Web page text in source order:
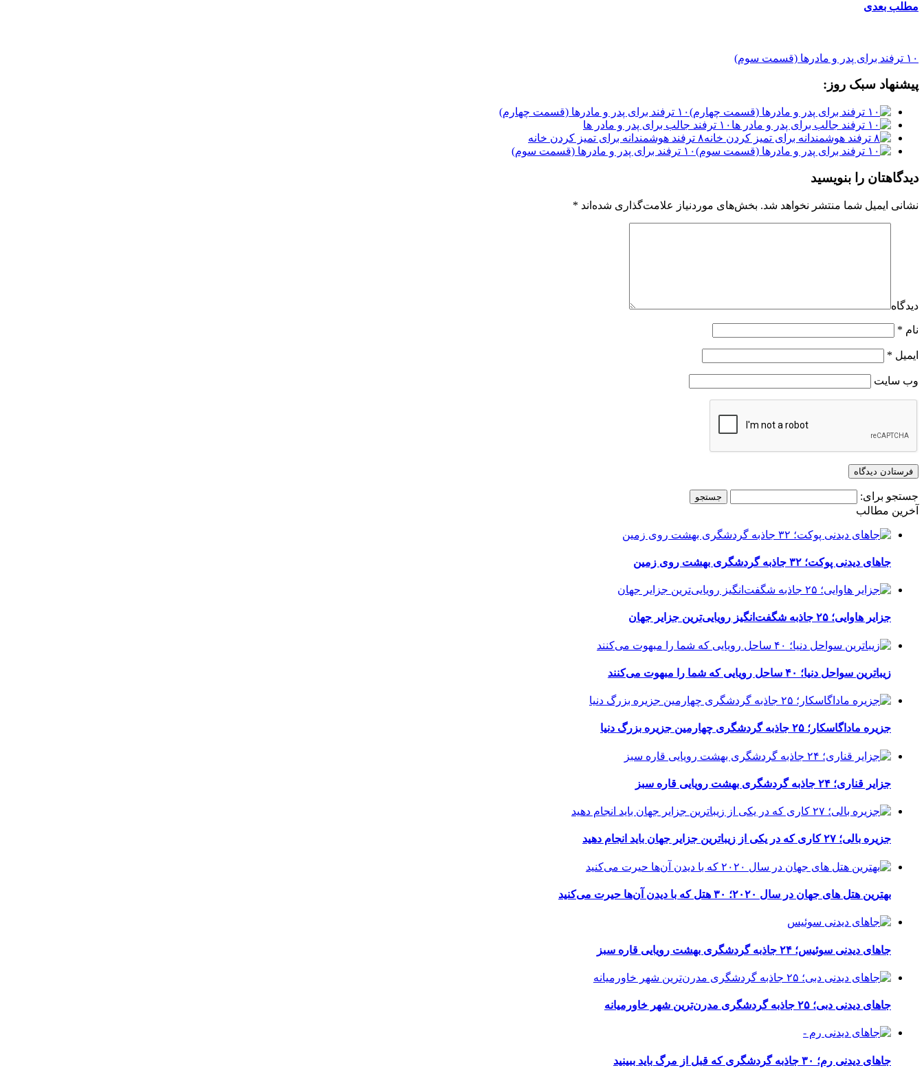
مطلب بعدی
۱۰ ترفند برای پدر و مادرها (قسمت سوم)
پیشنهاد سبک روز:
۱۰ ترفند برای پدر و مادرها (قسمت چهارم)
۱۰ ترفند جالب برای پدر و مادر ها
۸ ترفند هوشمندانه برای تمیز کردن خانه
۱۰ ترفند برای پدر و مادرها (قسمت سوم)
دیدگاهتان را بنویسید
نشانی ایمیل شما منتشر نخواهد شد. بخش‌های موردنیاز علامت‌گذاری شده‌اند *
دیدگاه
نام *
ایمیل *
وب‌ سایت
جستجو برای:
آخرین مطالب
جاهای دیدنی پوکت؛ ۳۲ جاذبه گردشگری بهشت روی زمین
جزایر هاوایی؛ ۲۵ جاذبه شگفت‌انگیز رویایی‌ترین جزایر جهان
زیباترین سواحل دنیا؛ ۴۰ ساحل رویایی که شما را مبهوت می‌کنند
جزیره ماداگاسکار؛ ۲۵ جاذبه گردشگری چهارمین جزیره بزرگ دنیا
جزایر قناری؛ ۲۴ جاذبه گردشگری بهشت رویایی قاره سبز
جزیره بالی؛ ۲۷ کاری که در یکی از زیباترین جزایر جهان باید انجام دهید
بهترین هتل های جهان در سال ۲۰۲۰؛ ۳۰ هتل که با دیدن آن‌ها حیرت می‌کنید
جاهای دیدنی سوئیس؛ ۲۴ جاذبه گردشگری بهشت رویایی قاره سبز
جاهای دیدنی دبی؛ ۲۵ جاذبه گردشگری مدرن‌ترین شهر خاورمیانه
جاهای دیدنی رم؛ ۳۰ جاذبه گردشگری که قبل از مرگ باید ببینید